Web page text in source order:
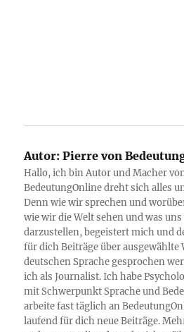
Autor: Pierre von
Hallo, ich bin Autor und Macher
BedeutungOnline dreht sich alles
Denn wie wir sprechen und
wie wir die Welt sehen und was
darzustellen, begeistert mich und
für dich Beiträge über ausgewählte
deutschen Sprache gesprochen
ich als Journalist. Ich habe
mit Schwerpunkt Sprache und
arbeite fast täglich an
laufend für dich neue Beiträge.